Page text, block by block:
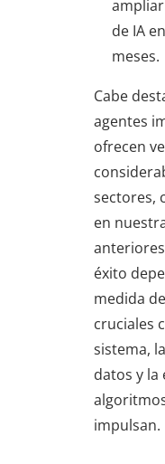
de IA
meses.
Cabe
agentes
ofrecen
sectores,
en
éxito
medida
cruciales
sistema,
datos y la
impulsan.